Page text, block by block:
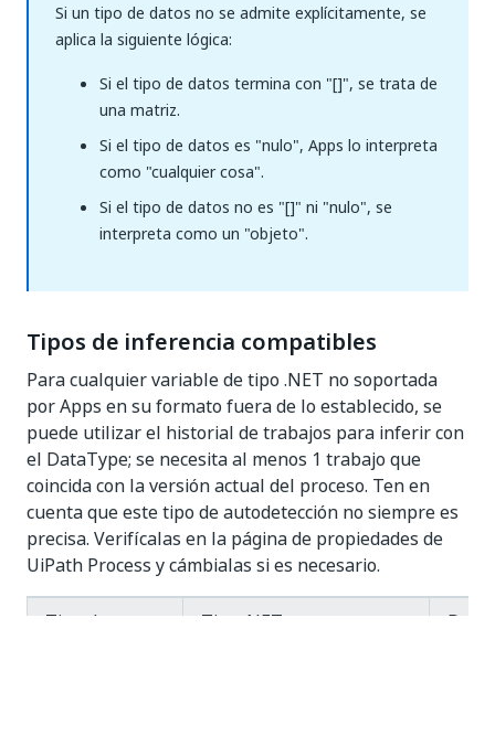
Si un tipo de datos no se admite explícitamente, se
aplica la siguiente lógica:
Si el tipo de datos termina con "[]", se trata de
una matriz.
Si el tipo de datos es "nulo", Apps lo interpreta
como "cualquier cosa".
Si el tipo de datos no es "[]" ni "nulo", se
interpreta como un "objeto".
Tipos de inferencia compatibles
Para cualquier variable de tipo .NET no soportada
por Apps en su formato fuera de lo establecido, se
puede utilizar el historial de trabajos para inferir con
el DataType; se necesita al menos 1 trabajo que
coincida con la versión actual del proceso. Ten en
cuenta que este tipo de autodetección no siempre es
precisa. Verifícalas en la página de propiedades de
UiPath Process y cámbialas si es necesario.
Tipo de
Tipo .NET